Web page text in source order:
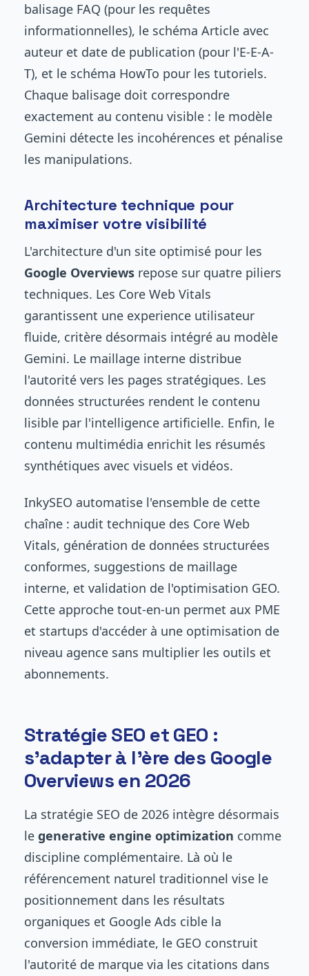
balisage FAQ (pour les requêtes
informationnelles), le schéma Article avec
auteur et date de publication (pour l'E-E-A-
T), et le schéma HowTo pour les tutoriels.
Chaque balisage doit correspondre
exactement au contenu visible : le modèle
Gemini détecte les incohérences et pénalise
les manipulations.
Architecture technique pour
maximiser votre visibilité
L'architecture d'un site optimisé pour les
Google Overviews repose sur quatre piliers
techniques. Les Core Web Vitals
garantissent une experience utilisateur
fluide, critère désormais intégré au modèle
Gemini. Le maillage interne distribue
l'autorité vers les pages stratégiques. Les
données structurées rendent le contenu
lisible par l'intelligence artificielle. Enfin, le
contenu multimédia enrichit les résumés
synthétiques avec visuels et vidéos.
InkySEO automatise l'ensemble de cette
chaîne : audit technique des Core Web
Vitals, génération de données structurées
conformes, suggestions de maillage
interne, et validation de l'optimisation GEO.
Cette approche tout-en-un permet aux PME
et startups d'accéder à une optimisation de
niveau agence sans multiplier les outils et
abonnements.
Stratégie SEO et GEO :
s'adapter à l'ère des Google
Overviews en 2026
La stratégie SEO de 2026 intègre désormais
le generative engine optimization comme
discipline complémentaire. Là où le
référencement naturel traditionnel vise le
positionnement dans les résultats
organiques et Google Ads cible la
conversion immédiate, le GEO construit
l'autorité de marque via les citations dans